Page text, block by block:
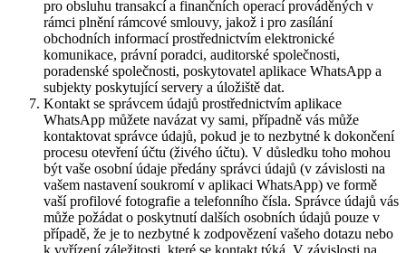
pro obsluhu transakcí a finančních operací prováděných v
rámci plnění rámcové smlouvy, jakož i pro zasílání
obchodních informací prostřednictvím elektronické
komunikace, právní poradci, auditorské společnosti,
poradenské společnosti, poskytovatel aplikace WhatsApp a
subjekty poskytující servery a úložiště dat.
Kontakt se správcem údajů prostřednictvím aplikace
WhatsApp můžete navázat vy sami, případně vás může
kontaktovat správce údajů, pokud je to nezbytné k dokončení
procesu otevření účtu (živého účtu). V důsledku toho mohou
být vaše osobní údaje předány správci údajů (v závislosti na
vašem nastavení soukromí v aplikaci WhatsApp) ve formě
vaší profilové fotografie a telefonního čísla. Správce údajů vás
může požádat o poskytnutí dalších osobních údajů pouze v
případě, že je to nezbytné k zodpovězení vašeho dotazu nebo
k vyřízení záležitosti, které se kontakt týká. V závislosti na